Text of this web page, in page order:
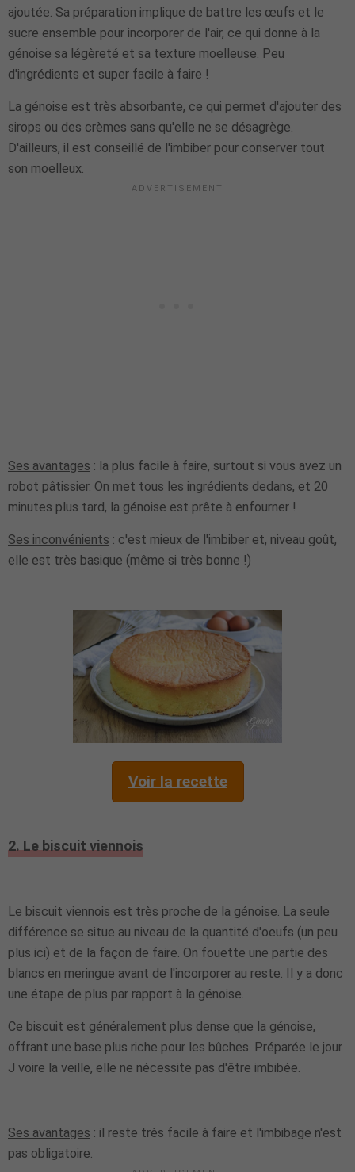
ajoutée. Sa préparation implique de battre les œufs et le
sucre ensemble pour incorporer de l'air, ce qui donne à la
génoise sa légèreté et sa texture moelleuse. Peu
d'ingrédients et super facile à faire !
La génoise est très absorbante, ce qui permet d'ajouter des
sirops ou des crèmes sans qu'elle ne se désagrège.
D'ailleurs, il est conseillé de l'imbiber pour conserver tout
son moelleux.
Ses avantages : la plus facile à faire, surtout si vous avez un
robot pâtissier. On met tous les ingrédients dedans, et 20
minutes plus tard, la génoise est prête à enfourner !
Ses inconvénients : c'est mieux de l'imbiber et, niveau goût,
elle est très basique (même si très bonne !)
Voir la recette
2. Le biscuit viennois
Le biscuit viennois est très proche de la génoise. La seule
différence se situe au niveau de la quantité d'oeufs (un peu
plus ici) et de la façon de faire. On fouette une partie des
blancs en meringue avant de l'incorporer au reste. Il y a donc
une étape de plus par rapport à la génoise.
Ce biscuit est généralement plus dense que la génoise,
offrant une base plus riche pour les bûches. Préparée le jour
J voire la veille, elle ne nécessite pas d'être imbibée.
Ses avantages : il reste très facile à faire et l'imbibage n'est
pas obligatoire.